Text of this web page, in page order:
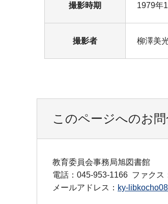
撮影時期 1979年1
撮影者 柳澤美
このページへのお
教育委員会事務局旭図書館
電話：045-953-1166 ファクス
メールアドレス： ky-